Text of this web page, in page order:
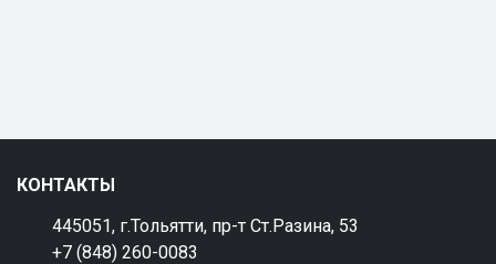
КОНТАКТЫ
445051, г.Тольятти, пр-т Ст.Разина, 53
+7 (848) 260-0083